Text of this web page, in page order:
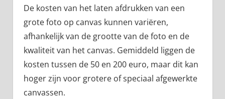
De kosten van het laten afdrukken van een
grote foto op canvas kunnen variëren,
afhankelijk van de grootte van de foto en de
kwaliteit van het canvas. Gemiddeld liggen de
kosten tussen de 50 en 200 euro, maar dit kan
hoger zijn voor grotere of speciaal afgewerkte
canvassen.